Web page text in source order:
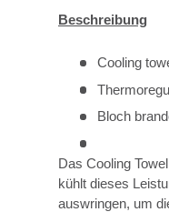
Beschreibung
Cooling
Bloch
Das Cooling
kühlt dieses
auswringen, um